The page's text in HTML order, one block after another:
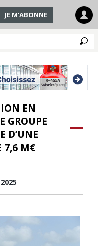
JE M'ABONNE
EN
GROUPE
D’UNE
7,6 M€